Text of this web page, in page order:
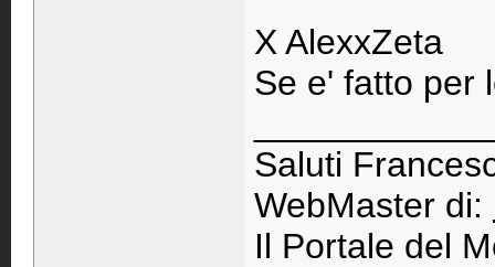
X AlexxZeta
Se e' fatto per
Saluti
WebMaster di:
Il Portale del